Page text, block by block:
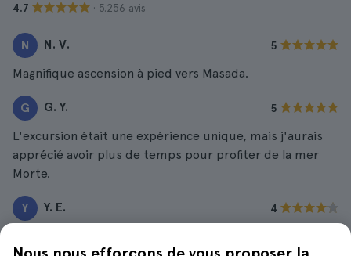
4.7 · 5.256 avis
N N. V. 5
Magnifique ascension à pied vers Masada.
G G. Y. 5
L'excursion était une expérience unique, mais j'aurais
apprécié avoir plus de temps pour profiter de la mer
Morte.
Y Y. E. 4